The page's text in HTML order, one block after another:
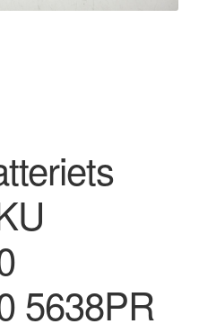
5638PR